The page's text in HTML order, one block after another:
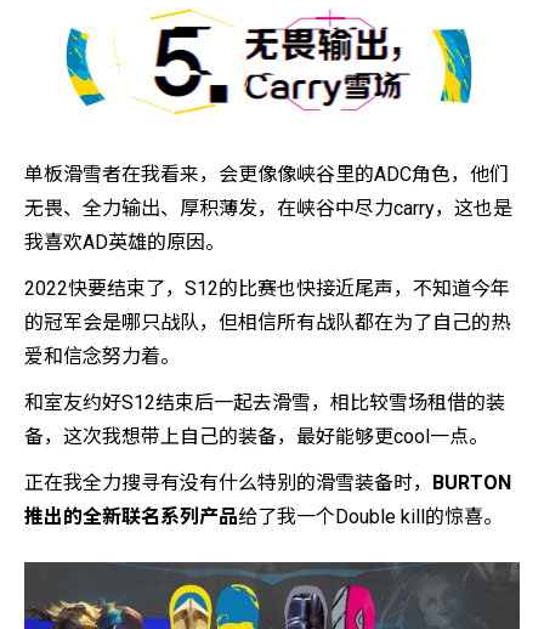
单板滑雪者在我看来，会更像像峡谷里的ADC角色，他们
无畏、全力输出、厚积薄发，在峡谷中尽力carry，这也是
我喜欢AD英雄的原因。
2022快要结束了，S12的比赛也快接近尾声，不知道今年
的冠军会是哪只战队，但相信所有战队都在为了自己的热
爱和信念努力着。
和室友约好S12结束后一起去滑雪，相比较雪场租借的装
备，这次我想带上自己的装备，最好能够更cool一点。
正在我全力搜寻有没有什么特别的滑雪装备时，
BURTON
推出的全新联名系列产品给了我一个Double kill的惊喜。